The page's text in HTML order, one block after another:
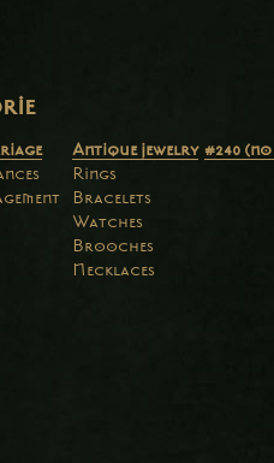
Antique jewelry
Rings
Bracelets
Watches
Brooches
Necklaces
#240